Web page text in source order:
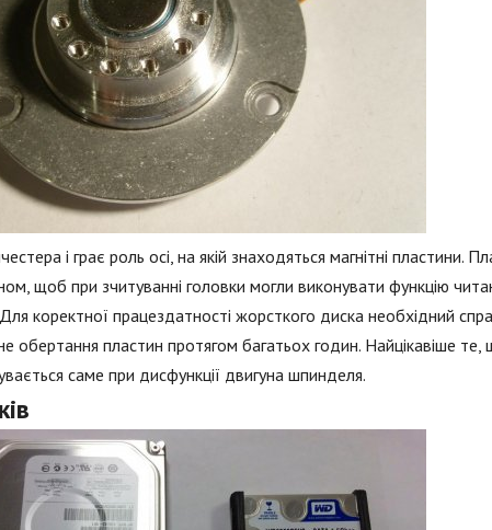
і грає роль осі, на якій знаходяться магнітні пластини.
щоб при зчитуванні головки могли виконувати функцію
коректної працездатності жорсткого диска необхідний
обертання пластин протягом багатьох годин. Найцікавіше те,
саме при дисфункції двигуна шпинделя.